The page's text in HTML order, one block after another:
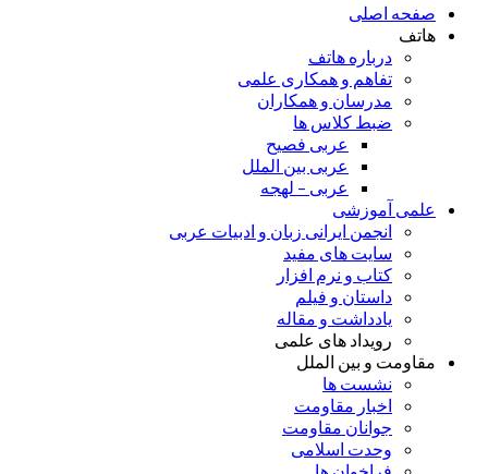
صفحه اصلی
هاتف
درباره هاتف
تفاهم و همکاری علمی
مدرسان و همکاران
ضبط کلاس ها
عربی فصیح
عربی بین الملل
عربی – لهجه
علمی آموزشی
انجمن ایرانی زبان و ادبیات عربی
سایت های مفید
کتاب و نرم افزار
داستان و فیلم
یادداشت و مقاله
رویداد های علمی
مقاومت و بین الملل
نشست ها
اخبار مقاومت
جوانان مقاومت
وحدت اسلامی